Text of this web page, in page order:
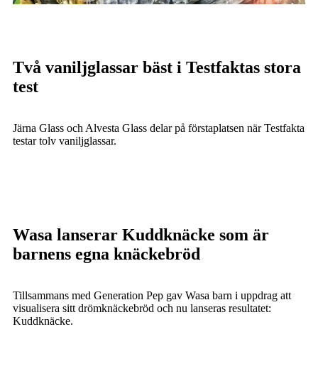
Två vaniljglassar bäst i Testfaktas stora
test
Järna Glass och Alvesta Glass delar på förstaplatsen när Testfakta
testar tolv vaniljglassar.
Wasa lanserar Kuddknäcke som är
barnens egna knäckebröd
Tillsammans med Generation Pep gav Wasa barn i uppdrag att
visualisera sitt drömknäckebröd och nu lanseras resultatet:
Kuddknäcke.